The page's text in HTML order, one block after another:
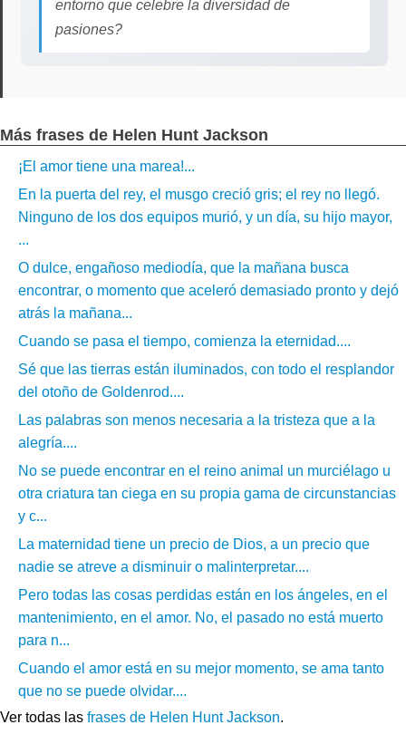
entorno que celebre la diversidad de
pasiones?
Más frases de Helen Hunt Jackson
¡El amor tiene una marea!...
En la puerta del rey, el musgo creció gris; el rey no llegó.
Ninguno de los dos equipos murió, y un día, su hijo mayor,
...
O dulce, engañoso mediodía, que la mañana busca
encontrar, o momento que aceleró demasiado pronto y dejó
atrás la mañana...
Cuando se pasa el tiempo, comienza la eternidad....
Sé que las tierras están iluminados, con todo el resplandor
del otoño de Goldenrod....
Las palabras son menos necesaria a la tristeza que a la
alegría....
No se puede encontrar en el reino animal un murciélago u
otra criatura tan ciega en su propia gama de circunstancias
y c...
La maternidad tiene un precio de Dios, a un precio que
nadie se atreve a disminuir o malinterpretar....
Pero todas las cosas perdidas están en los ángeles, en el
mantenimiento, en el amor. No, el pasado no está muerto
para n...
Cuando el amor está en su mejor momento, se ama tanto
que no se puede olvidar....
Ver todas las frases de Helen Hunt Jackson.